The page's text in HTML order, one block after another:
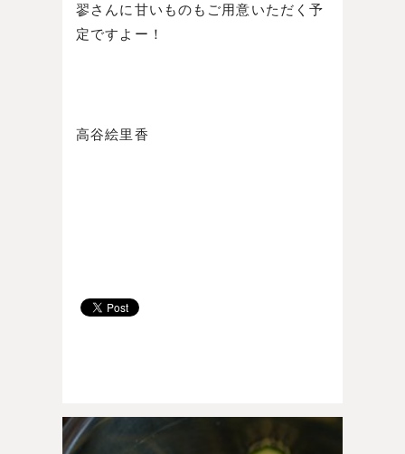
翏さんに甘いものもご用意いただく予
定ですよー！
高谷絵里香